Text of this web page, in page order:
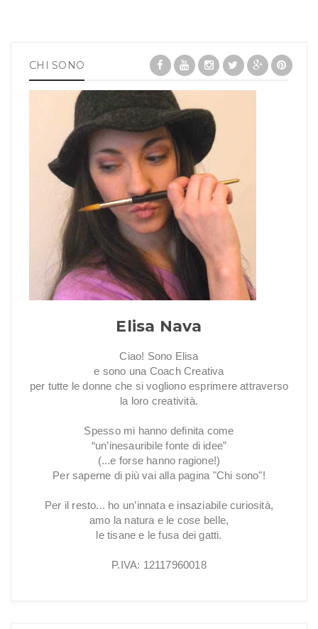
CHI SONO
Elisa Nava
Ciao! Sono Elisa
e sono una Coach Creativa
per tutte le donne che si vogliono esprimere attraverso
la loro creatività.
Spesso mi hanno definita come
“un’inesauribile fonte di idee”
(...e forse hanno ragione!)
Per saperne di più vai alla pagina "Chi sono"!
Per il resto... ho un’innata e insaziabile curiosità,
amo la natura e le cose belle,
le tisane e le fusa dei gatti.
P.IVA: 12117960018